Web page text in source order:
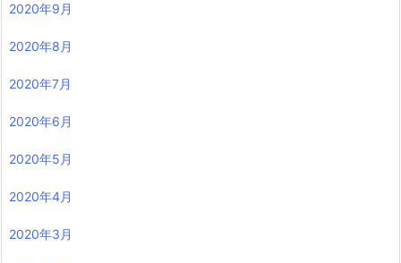
2020年9月
2020年8月
2020年7月
2020年6月
2020年5月
2020年4月
2020年3月